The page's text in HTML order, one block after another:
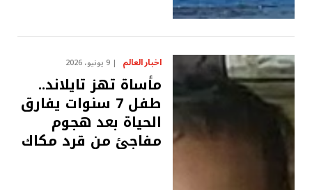
اخبار العالم 9 يونيو، 2026
مأساة تهز تايلاند..
طفل 7 سنوات يفارق
الحياة بعد هجوم
مفاجئ من قرد مكاك